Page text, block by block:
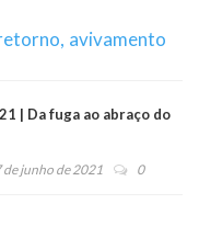
avivamento
| Da fuga ao abraço do
de junho de 2021 0